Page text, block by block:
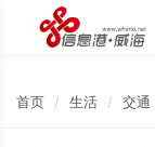
首页 生活 交通